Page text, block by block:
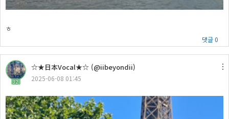
ㅎ
댓글 0
32
☆★日本Vocal★☆ (@iibeyondii)
2025-06-08 01:45